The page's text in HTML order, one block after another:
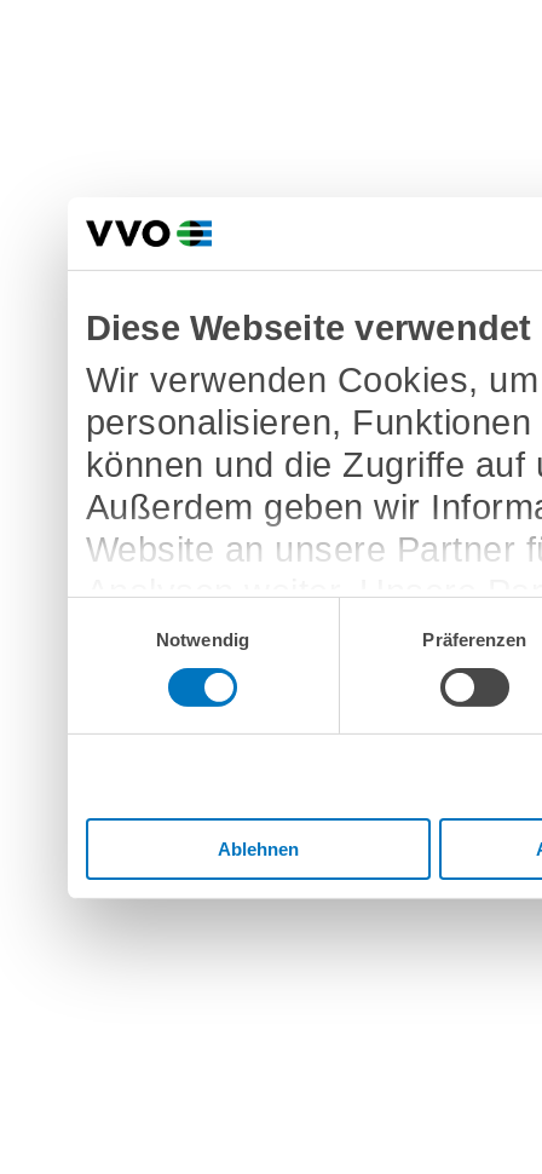
Diese Webseite
Wir verwenden Cookies,
personalisieren,
können und die Zugriffe
Außerdem geben wir
Website an unsere Partner
Analysen weiter. Unsere
möglicherweise mit
bereitgestellt haben oder
Dienste gesammelt haben.
Notwendig
Präferenzen
Ablehnen